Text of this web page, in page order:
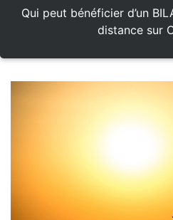
Qui peut bénéficier d’un
distance sur